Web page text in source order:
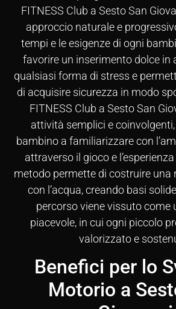
FITNESS Club a Sesto San
approccio naturale e
tempi e le esigenze di ogni
favorire un inserimento dolce in
qualsiasi forma di stress e
di acquisire sicurezza in modo
FITNESS Club a Sesto San
attività semplici e
bambino a familiarizzare con
attraverso il gioco e
metodo permette di costruire una
con l’acqua, creando basi
percorso viene vissuto come
piacevole, in cui ogni piccolo
valorizzato e
Benefici per lo
Motorio a